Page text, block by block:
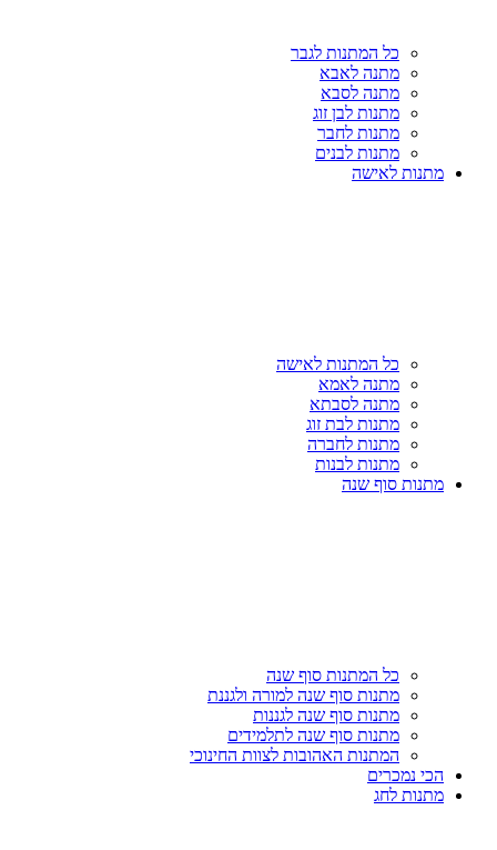
כל המתנות לגבר
מתנה לאבא
מתנה לסבא
מתנות לבן זוג
מתנות לחבר
מתנות לבנים
מתנות לאישה
כל המתנות לאישה
מתנה לאמא
מתנה לסבתא
מתנות לבת זוג
מתנות לחברה
מתנות לבנות
מתנות סוף שנה
כל המתנות סוף שנה
מתנות סוף שנה למורה ולגננת
מתנות סוף שנה לגננות
מתנות סוף שנה לתלמידים
המתנות האהובות לצוות החינוכי
הכי נמכרים
מתנות לחג